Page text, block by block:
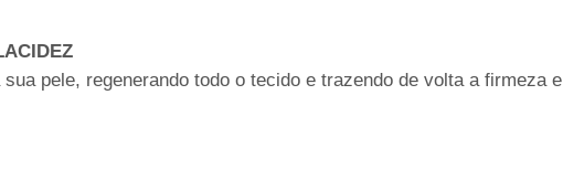
pele, regenerando todo o tecido e trazendo de volta a firmeza e